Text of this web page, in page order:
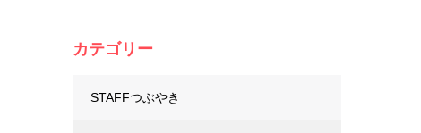
カテゴリー
STAFFつぶやき